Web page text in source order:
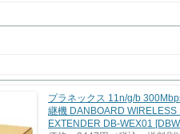
プラネックス 11n/g/b
継機 DANBOARD WIRELESS
EXTENDER DB-WEX01